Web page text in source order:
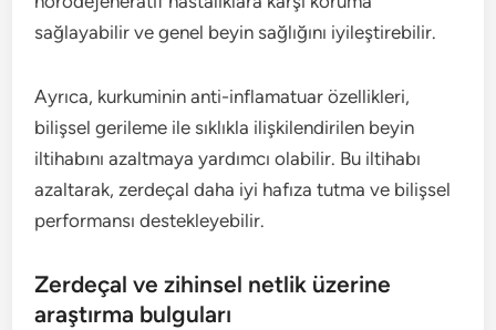
sağlayabilir ve genel beyin sağlığını iyileştirebilir.
Ayrıca, kurkuminin anti-inflamatuar özellikleri,
bilişsel gerileme ile sıklıkla ilişkilendirilen beyin
iltihabını azaltmaya yardımcı olabilir. Bu iltihabı
azaltarak, zerdeçal daha iyi hafıza tutma ve bilişsel
performansı destekleyebilir.
Zerdeçal ve zihinsel netlik üzerine
araştırma bulguları